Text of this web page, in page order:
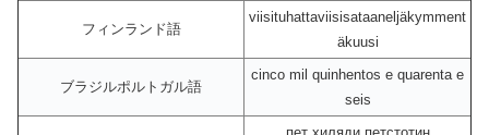
フィンランド語
viisituhattaviisisataaneljäkymment
äkuusi
ブラジルポルトガル語
cinco mil quinhentos e quarenta e
seis